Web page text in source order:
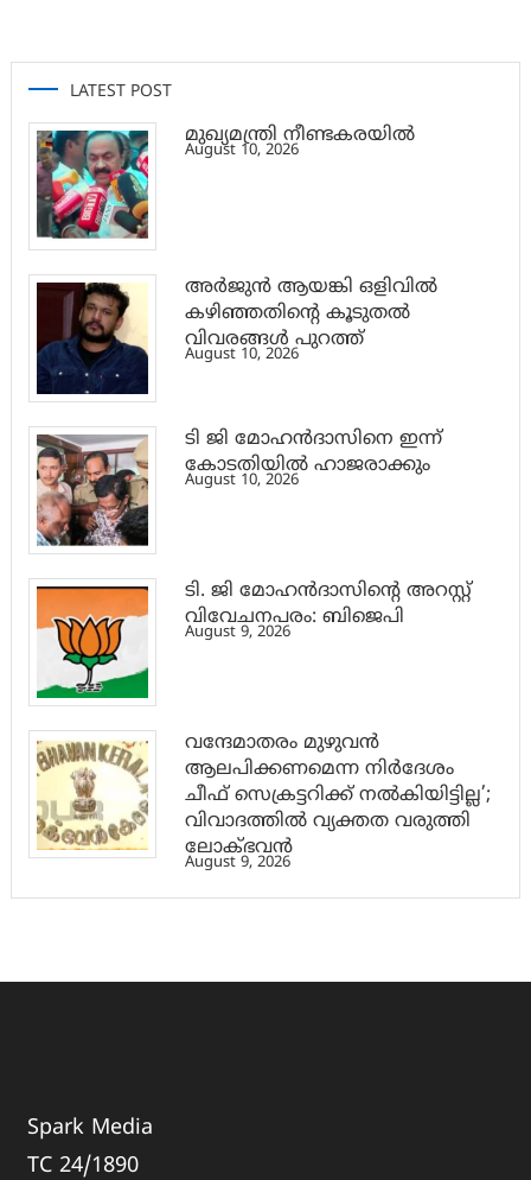
LATEST POST
മുഖ്യമന്ത്രി നീണ്ടകരയിൽ
August 10, 2026
അര്‍ജുന്‍ ആയങ്കി ഒളിവില്‍
കഴിഞ്ഞതിന്റെ കൂടുതല്‍
വിവരങ്ങള്‍ പുറത്ത്
August 10, 2026
ടി ജി മോഹൻദാസിനെ ഇന്ന്
കോടതിയിൽ ഹാജരാക്കും
August 10, 2026
ടി. ജി മോഹന്‍ദാസിന്റെ അറസ്റ്റ്
വിവേചനപരം: ബിജെപി
August 9, 2026
വന്ദേമാതരം മുഴുവൻ
ആലപിക്കണമെന്ന നിർദേശം
ചീഫ് സെക്രട്ടറിക്ക് നൽകിയിട്ടില്ല’;
വിവാദത്തിൽ വ്യക്തത വരുത്തി
ലോക്ഭവൻ
August 9, 2026
Spark Media
TC 24/1890